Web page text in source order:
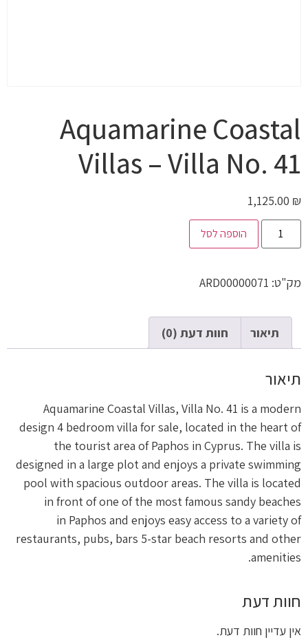
Aquamarine Coastal
Villas – Villa No. 41
1,125.00 ₪
הוספה לסל
מק"ט: ARD00000071
תיאור חוות דעת (0)
תיאור
Aquamarine Coastal Villas, Villa No. 41 is a modern
design 4 bedroom villa for sale, located in the heart of
the tourist area of Paphos in Cyprus. The villa is
designed in a large plot and enjoys a private swimming
pool with spacious outdoor areas. The villa is located
in front of one of the most famous sandy beaches
in Paphos and enjoys easy access to a variety of
restaurants, pubs, bars 5-star beach resorts and other
amenities.
חוות דעת
אין עדיין חוות דעת.